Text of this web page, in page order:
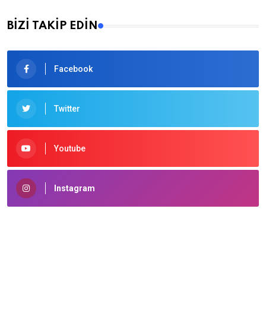
BİZİ TAKİP EDİN
Facebook
Twitter
Youtube
Instagram